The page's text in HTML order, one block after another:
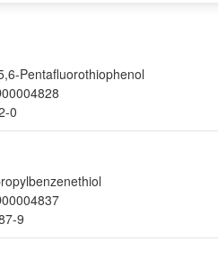
Pentafluorothiophenol
0
9